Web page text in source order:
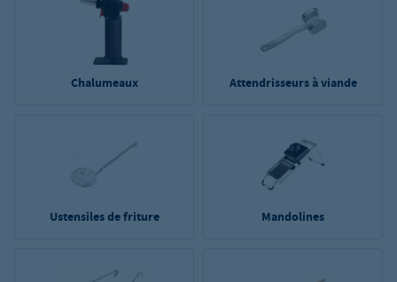
Chalumeaux Attendrisseurs à viande
Ustensiles de friture Mandolines